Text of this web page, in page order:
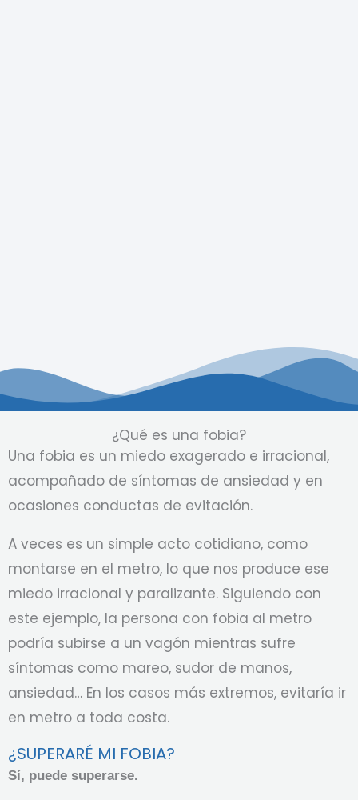
¿Qué es una fobia?
Una fobia es un miedo exagerado e irracional,
acompañado de síntomas de ansiedad y en
ocasiones conductas de evitación.
A veces es un simple acto cotidiano, como
montarse en el metro, lo que nos produce ese
miedo irracional y paralizante. Siguiendo con
este ejemplo, la persona con fobia al metro
podría subirse a un vagón mientras sufre
síntomas como mareo, sudor de manos,
ansiedad… En los casos más extremos, evitaría ir
en metro a toda costa.
¿SUPERARÉ MI FOBIA?
Sí, puede superarse.